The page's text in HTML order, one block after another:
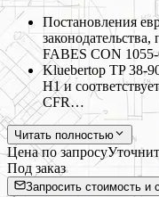
Постановления
FABES CON
Kluebertop TP 38-
H1 и
CFR…
Читать полностью
Цена по запросу
Под заказ
Запросить стоимость и